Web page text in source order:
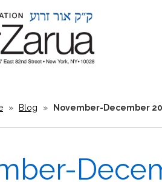
» Blog » November-December